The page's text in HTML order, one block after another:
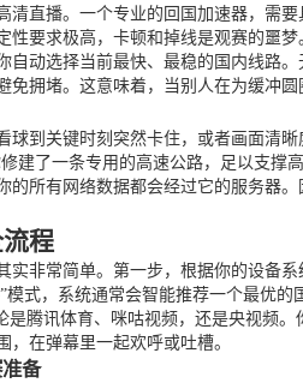
直播。一个专业的回国加速器，需
要求极高，卡顿和掉线是观赛的噩梦
自动选择当前最快、最稳的国内线路
拥堵。这意味着，当别人在为缓冲
到关键时刻突然卡住，或者画面清
建了一条专用的高速公路，足以支撑
的所有网络数据都会经过它的服务器
程
非常简单。第一步，根据你的设备
模式，系统通常会智能推荐一个最优
腾讯体育、咪咕视频，还是央视频
在弹幕里一起欢呼或吐槽。
备